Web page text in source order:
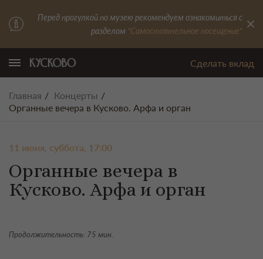
Перед прогулкой по музею рекомендуем ознакомиться с
разделом "Самостоятельное посещение"
Сделать вклад
Главная
Концерты
Органные вечера в Кусково. Арфа и орган
11 июня, суббота, 17:00
Органные вечера в
Кусково. Арфа и орган
Продолжительность: 75 мин.